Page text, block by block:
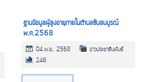
ฐานข้อมูลผู้สูงอายุภายในตำบลซับสมบูรณ์
พ.ศ.2568
04 พ.ย., 2568
ข่าวประชาสัมพันธ์
246